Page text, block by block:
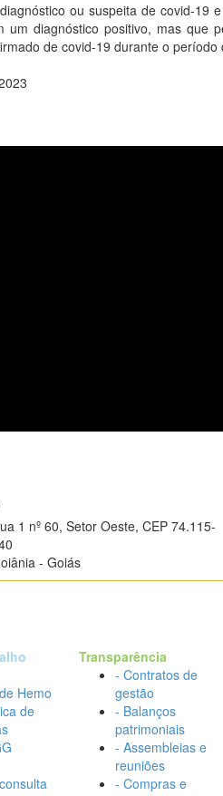
ou suspeita de covid-
um diagnóstico positivo, mas
de covid-19 durante o
1 nº 60, Setor Oeste, CEP 74.115-
- Goiás
Hemo
de
Transparência
- Contratos de
gestão
- Balanços
patrimoniais
- Assembleias e
reuniões
- Compras e